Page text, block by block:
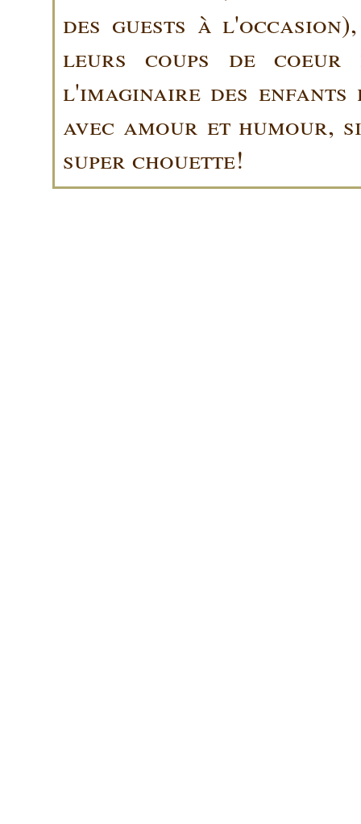
des guests à
leurs coups de
l'imaginaire des
avec amour et humour,
super chouette!